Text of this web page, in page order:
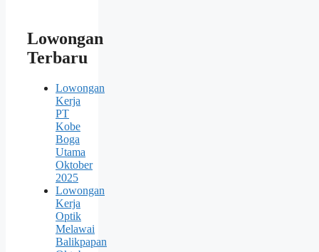
Lowongan
Terbaru
Lowongan
Kerja
PT
Kobe
Boga
Utama
Oktober
2025
Lowongan
Kerja
Optik
Melawai
Balikpapan